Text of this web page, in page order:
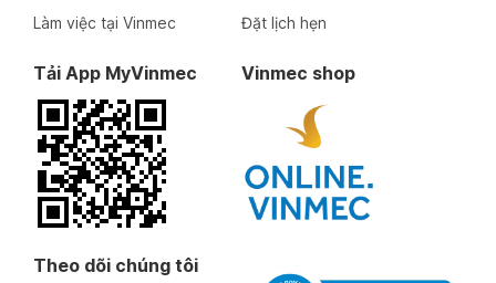
Làm việc tại Vinmec
Đặt lịch hẹn
Tải App MyVinmec Vinmec shop
Theo dõi chúng tôi